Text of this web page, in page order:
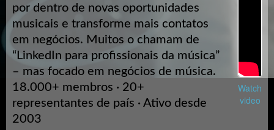
por dentro de novas oportunidades
musicais e transforme mais contatos
em negócios. Muitos o chamam de
“LinkedIn para profissionais da música”
– mas focado em negócios de música.
18.000+ membros · 20+
representantes de país · Ativo desde
2003
Watch
video